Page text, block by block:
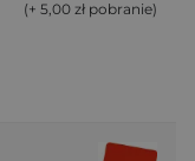
(+ 5,00 zł pobranie)